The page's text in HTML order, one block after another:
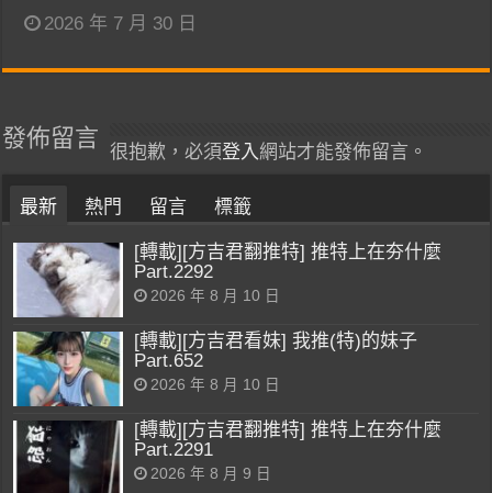
2026 年 7 月 30 日
發佈留言
很抱歉，必須登入網站才能發佈留言。
最新 熱門 留言 標籤
[轉載][方吉君翻推特] 推特上在夯什麼
Part.2292
2026 年 8 月 10 日
[轉載][方吉君看妹] 我推(特)的妹子
Part.652
2026 年 8 月 10 日
[轉載][方吉君翻推特] 推特上在夯什麼
Part.2291
2026 年 8 月 9 日